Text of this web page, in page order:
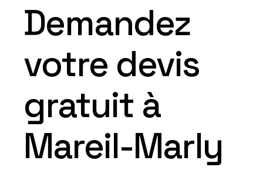
Demandez
votre devis
gratuit à
Mareil-Marly